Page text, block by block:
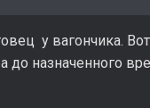
у вагончика.
до назначенного